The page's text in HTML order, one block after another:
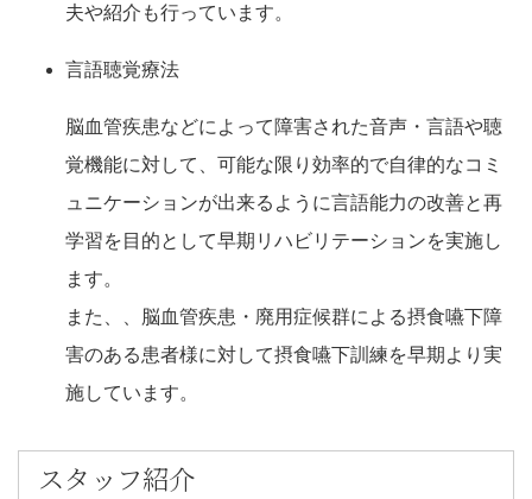
夫や紹介も行っています。
言語聴覚療法
脳血管疾患などによって障害された音声・言語や聴
覚機能に対して、可能な限り効率的で自律的なコミ
ュニケーションが出来るように言語能力の改善と再
学習を目的として早期リハビリテーションを実施し
ます。
また、、脳血管疾患・廃用症候群による摂食嚥下障
害のある患者様に対して摂食嚥下訓練を早期より実
施しています。
スタッフ紹介